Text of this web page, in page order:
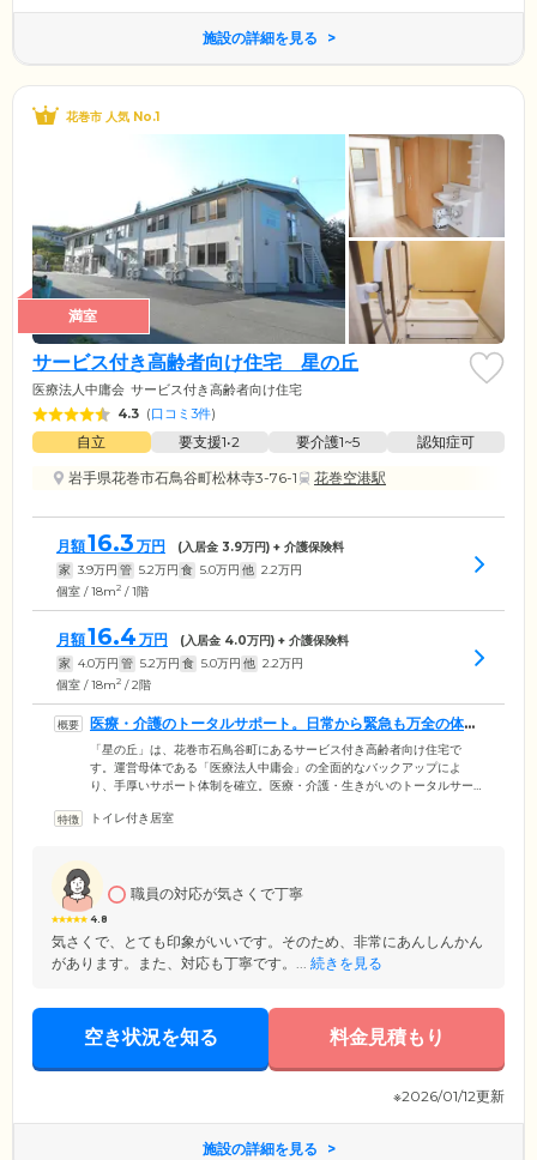
施設の詳細を見る
花巻市 人気 No.1
満室
サービス付き高齢者向け住宅 星の丘
医療法人中庸会 サービス付き高齢者向け住宅
4.3 (口コミ3件)
自立 要支援1•2 要介護1~5
認知症可
岩手県花巻市石鳥谷町松林寺3-76-1
花巻空港駅
月額16.3 万円 (入居金 3.9万円) + 介護保険料
家 3.9万円 管 5.2万円 食 5.0万円 他 2.2万円
個室 / 18m2 / 1階
月額16.4 万円 (入居金 4.0万円) + 介護保険料
家 4.0万円 管 5.2万円 食 5.0万円 他 2.2万円
個室 / 18m2 / 2階
医療・介護のトータルサポート。日常から緊急も万全の体制
を整えています
「星の丘」は、花巻市石鳥谷町にあるサービス付き高齢者向け住宅で
す。運営母体である「医療法人中庸会」の全面的なバックアップによ
り、手厚いサポート体制を確立。医療・介護・生きがいのトータルサー
し、安否確認サービスとして毎日の見回り・お声がけを実施。さらにナ
ので、安心してお過ごしください。
トイレ付き居室
4.8
職員の対応が気さくで丁寧
気さくで、とても印象がいいです。そのため、非常にあんしんかん
があります。また、対応も丁寧です。... 続きを見る
空き状況を知る 料金見積もり
※2026/01/12更新
施設の詳細を見る